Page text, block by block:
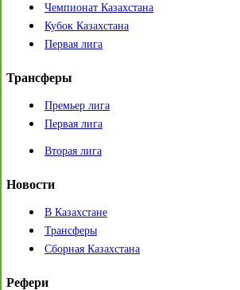
Чемпионат Казахстана
Кубок Казахстана
Первая лига
Трансферы
Премьер лига
Первая лига
Вторая лига
Новости
В Казахстане
Трансферы
Сборная Казахстана
Рефери